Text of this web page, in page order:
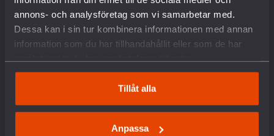
annons- och analysföretag som vi samarbetar med.
Dessa kan i sin tur kombinera informationen med annan
information som du har tillhandahållit eller som de har
Tillåt alla
Anpassa
VAD VI GÖR
Arbete mot vapenexport
Nedrustning
Militäravtalet med USA (DCA)
Situationen i Palestina och Israel